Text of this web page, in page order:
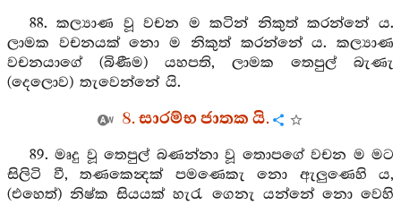
88. කල්‍යාණ වූ වචන ම කටින් නිකුත් කරන්නේ ය.
ලාමක වචනයක් නො ම නිකුත් කරන්නේ ය. කල්‍යාණ
වචනයාගේ (බිණීම) යහපති, ලාමක තෙපුල් බැණැ
(දෙලොව) තැවෙන්නේ යි.
8. සාරම්භ ජාතක යි.
89. මෘදු වූ තෙපුල් බණන්නා වූ තොපගේ වචන ම මට
සිලිටි වී, තණකෙන්‍දක් පමණෙකැ නො ඇලුණෙහි ය,
(එහෙත්) නිෂ්ක සියයක් හැරැ ගෙනැ යන්නේ නො වෙහි